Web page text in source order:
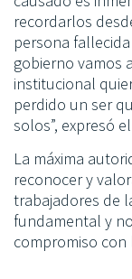
recordarlos
persona
gobierno vamos
institucional
perdido un ser
solos”, expresó
La máxima
reconocer y
trabajadores de
fundamental y
compromiso con